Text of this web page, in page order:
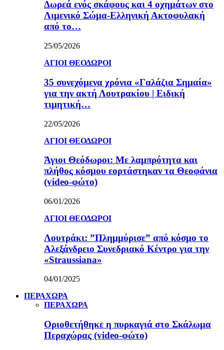
Δωρεά ενός σκάφους και 4 οχημάτων στο
Λιμενικό Σώμα-Ελληνική Ακτοφυλακή
από το…
25/05/2026
ΑΓΙΟΙ ΘΕΟΔΩΡΟΙ
35 συνεχόμενα χρόνια «Γαλάζια Σημαία»
για την ακτή Λουτρακίου | Ειδική
τιμητική…
22/05/2026
ΑΓΙΟΙ ΘΕΟΔΩΡΟΙ
Άγιοι Θεόδωροι: Με λαμπρότητα και
πλήθος κόσμου εορτάστηκαν τα Θεοφάνια
(video-φώτο)
06/01/2026
ΑΓΙΟΙ ΘΕΟΔΩΡΟΙ
Λουτράκι: ”Πλημμύρισε” από κόσμο το
Αλεξάνδρειο Συνεδριακό Κέντρο για την
«Straussiana»
04/01/2025
ΠΕΡΑΧΩΡΑ
ΠΕΡΑΧΩΡΑ
Οριοθετήθηκε η πυρκαγιά στο Σκάλωμα
Περαχώρας (video-φώτο)